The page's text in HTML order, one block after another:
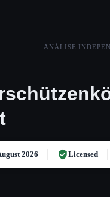
ANÁLISE
2026 Licensed